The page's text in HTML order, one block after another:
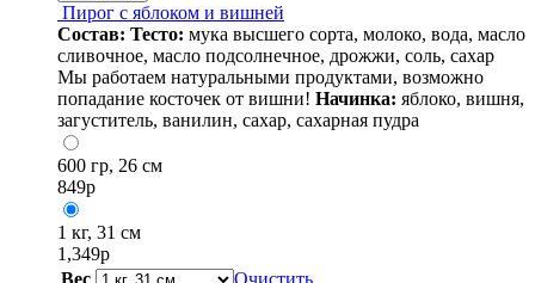
Пирог с яблоком и вишней
Состав: Тесто: мука высшего сорта, молоко, вода, масло
сливочное, масло подсолнечное, дрожжи, соль, сахар
Мы работаем натуральными продуктами, возможно
попадание косточек от вишни! Начинка: яблоко, вишня,
загуститель, ванилин, сахар, сахарная пудра
600 гр, 26 см
849р
1 кг, 31 см
1,349р
Вес
Очистить